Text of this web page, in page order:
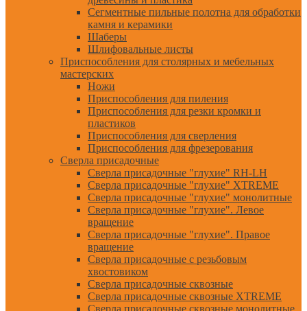
Сегментные пильные полотна для обработки
камня и керамики
Шаберы
Шлифовальные листы
Приспособления для столярных и мебельных
мастерских
Ножи
Приспособления для пиления
Приспособления для резки кромки и
пластиков
Приспособления для сверления
Приспособления для фрезерования
Сверла присадочные
Сверла присадочные "глухие" RH-LH
Сверла присадочные "глухие" XTREME
Сверла присадочные "глухие" монолитные
Сверла присадочные "глухие". Левое
вращение
Сверла присадочные "глухие". Правое
вращение
Сверла присадочные с резьбовым
хвостовиком
Сверла присадочные сквозные
Сверла присадочные сквозные XTREME
Сверла присадочные сквозные монолитные